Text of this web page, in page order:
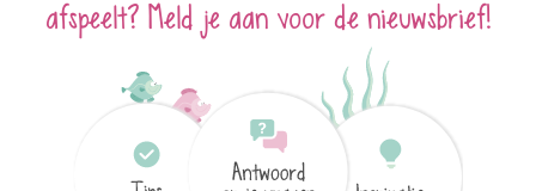
afspeelt? Meld je aan voor de nieuwsbrief!